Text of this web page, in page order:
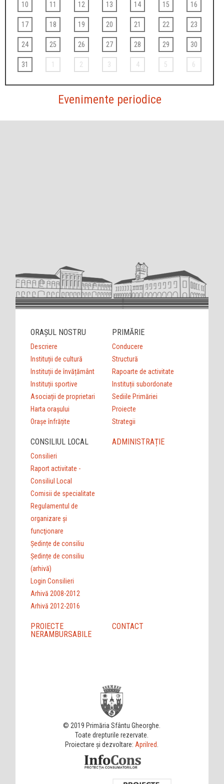
10 11 12 13 14 15 16
17 18 19 20 21 22 23
24 25 26 27 28 29 30
31 1 2 3 4 5 6
Evenimente periodice
ORAȘUL NOSTRU
Descriere
Instituții de cultură
Instituții de învățământ
Instituții sportive
Asociații de proprietari
Harta orașului
Orașe înfrățite
PRIMĂRIE
Conducere
Structură
Rapoarte de activitate
Instituții subordonate
Sediile Primăriei
Proiecte
Strategii
CONSILIUL LOCAL
Consilieri
Raport activitate -
Consiliul Local
Comisii de specialitate
Regulamentul de
organizare şi
funcţionare
Ședințe de consiliu
Ședințe de consiliu
(arhivă)
Login Consilieri
Arhivă 2008-2012
Arhivă 2012-2016
ADMINISTRAȚIE
PROIECTE
NERAMBURSABILE
CONTACT
© 2019 Primăria Sfântu Gheorghe.
Toate drepturile rezervate.
Proiectare și dezvoltare: Aprilred